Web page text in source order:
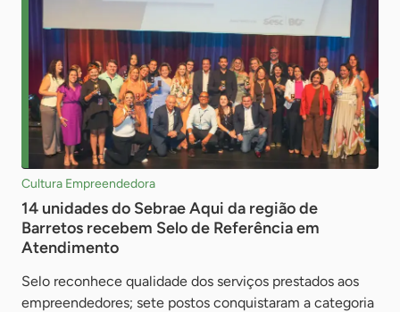
Cultura Empreendedora
14 unidades do Sebrae Aqui da região de
Barretos recebem Selo de Referência em
Atendimento
Selo reconhece qualidade dos serviços prestados aos
empreendedores; sete postos conquistaram a categoria